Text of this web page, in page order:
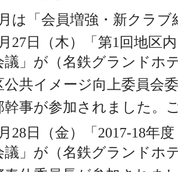
は「会員増強・新クラ
27日（木）「第1回地区
議」が（名鉄グランドホ
公共イメージ向上委員会
幹事が参加されました。
28日（金）「2017-18年
議」が（名鉄グランドホ